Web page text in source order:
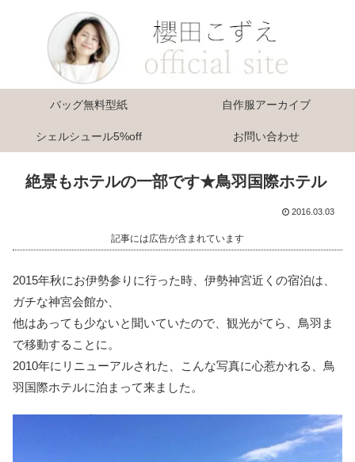
バッグ無料型紙 自作服アーカイブ
シェルシュール5%off お問い合わせ
絶景もホテルの一部です★鳥羽国際ホテル
2016.03.03
記事には広告が含まれています
2015年秋にお伊勢参りに行った時、伊勢神宮近くの宿泊は、
ガチな神宮会館か、
他はあっても少ないと聞いていたので、観光がてら、鳥羽ま
で移動することに。
2010年にリニューアルされた、こんな写真に心惹かれる、鳥
羽国際ホテルに泊まって来ました。